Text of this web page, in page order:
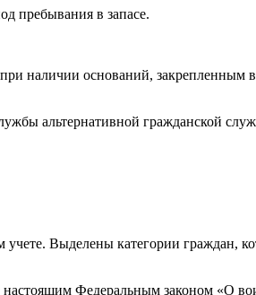
пребывания в запасе.
наличии оснований, закрепленным
альтернативной гражданской
Выделены категории граждан,
Федеральным законом «О